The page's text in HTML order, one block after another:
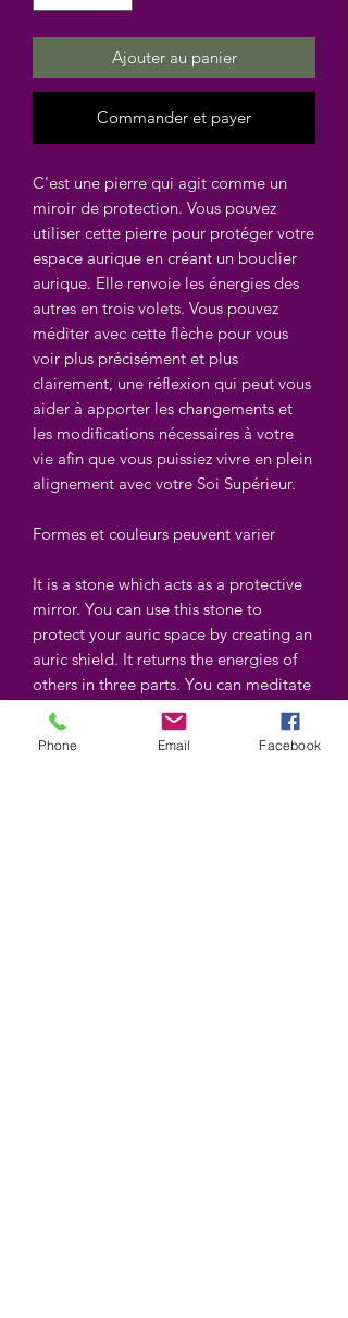
Ajouter au panier
Commander et payer
C'est une pierre qui agit comme un
miroir de protection. Vous pouvez
utiliser cette pierre pour protéger votre
espace aurique en créant un bouclier
aurique. Elle renvoie les énergies des
autres en trois volets. Vous pouvez
méditer avec cette flèche pour vous
voir plus précisément et plus
clairement, une réflexion qui peut vous
aider à apporter les changements et
les modifications nécessaires à votre
vie afin que vous puissiez vivre en plein
alignement avec votre Soi Supérieur.
Formes et couleurs peuvent varier
It is a stone which acts as a protective
mirror. You can use this stone to
protect your auric space by creating an
auric shield. It returns the energies of
others in three parts. You can meditate
with this arrow to see yourself more
precisely and clearly, a reflection that
Phone Email Facebook